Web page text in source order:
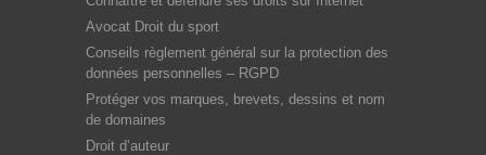
Avocat Droit du sport
Conseils règlement général sur la protection des
données personnelles – RGPD
Protéger vos marques, brevets, dessins et nom
de domaines
Droit d’auteur